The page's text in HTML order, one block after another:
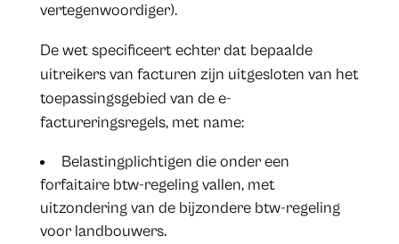
vertegenwoordiger).
De wet specificeert echter dat bepaalde
uitreikers van facturen zijn uitgesloten van het
toepassingsgebied van de e-
factureringsregels, met name:
Belastingplichtigen die onder een
forfaitaire btw-regeling vallen, met
uitzondering van de bijzondere btw-regeling
voor landbouwers.